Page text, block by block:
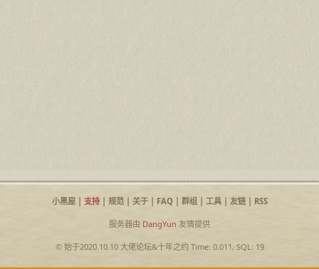
小黑屋| 支持| 规范| 关于| FAQ| 群组| 工具| 友链| RSS
服务器由 DangYun 友情提供
© 始于2020.10.10 大佬论坛&十年之约Time: 0.011, SQL: 19